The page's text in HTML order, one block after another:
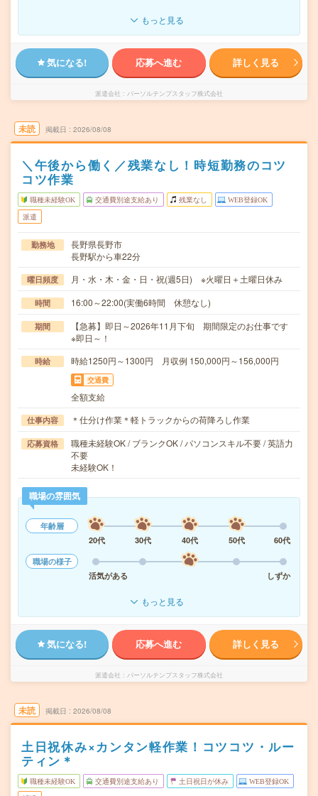
もっと見る
気になる! 応募へ進む 詳しく見る
派遣会社 パーソルテンプスタッフ株式会社
未読 掲載日 2026/08/08
＼午後から働く／残業なし！時短勤務のコツ
コツ作業
職種未経験OK 交通費別途支給あり 残業なし WEB登録OK
派遣
勤務地
長野県長野市
長野駅から車22分
曜日頻度 月・水・木・金・日・祝(週5日) ※火曜日＋土曜日休み
時間 16:00～22:00(実働6時間 休憩なし)
期間
【急募】即日～2026年11月下旬 期間限定のお仕事です
※即日～！
時給 時給1250円～1300円 月収例 150,000円～156,000円
交通費
全額支給
仕事内容 ＊仕分け作業＊軽トラックからの荷降ろし作業
応募資格
職種未経験OK / ブランクOK / パソコンスキル不要 / 英語力
不要
未経験OK！
職場の雰囲気
年齢層
20代
30代 40代 50代
60代
職場の様子
活気がある
しずか
もっと見る
気になる! 応募へ進む 詳しく見る
派遣会社 パーソルテンプスタッフ株式会社
未読 掲載日 2026/08/08
土日祝休み×カンタン軽作業！コツコツ・ルー
ティン＊
職種未経験OK 交通費別途支給あり 土日祝日が休み WEB登録OK